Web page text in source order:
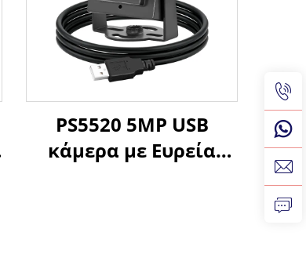
PS5520 5MP USB
κάμερα με Ευρεία